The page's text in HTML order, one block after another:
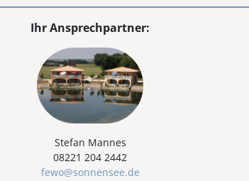
Ihr Ansprechpartner:
Stefan Mannes
08221 204 2442
fewo@sonnensee.de